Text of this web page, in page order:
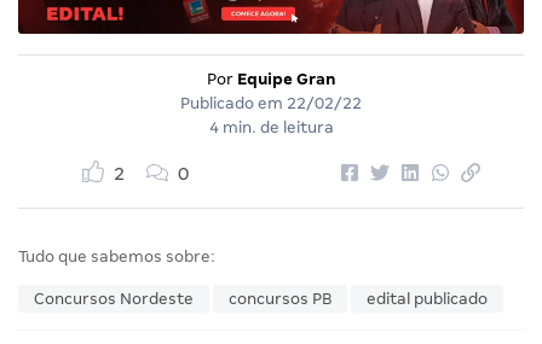
Por Equipe Gran
Publicado em 22/02/22
4 min. de leitura
2 0
Tudo que sabemos sobre:
Concursos Nordeste concursos PB edital publicado